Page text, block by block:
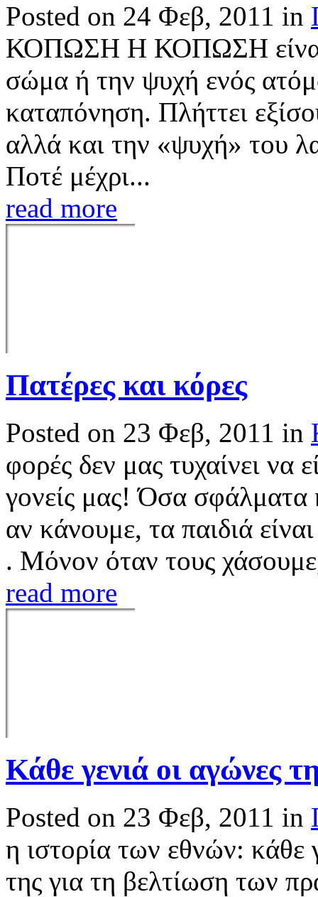
Posted on 24 Φεβ, 2011 in
ΚΟΠΩΣΗ Η ΚΟΠΩΣΗ είναι
σώμα ή την ψυχή ενός
καταπόνηση. Πλήττει
αλλά και την «ψυχή» του
Ποτέ μέχρι...
read more
Πατέρες και κόρες
Posted on 23 Φεβ, 2011 in
φορές δεν μας τυχαίνει να
γονείς μας! Όσα
αν κάνουμε, τα παιδιά είναι
. Μόνον όταν τους
read more
Κάθε γενιά οι αγώνες
Posted on 23 Φεβ, 2011 in
η ιστορία των εθνών: κάθε
της για τη βελτίωση των